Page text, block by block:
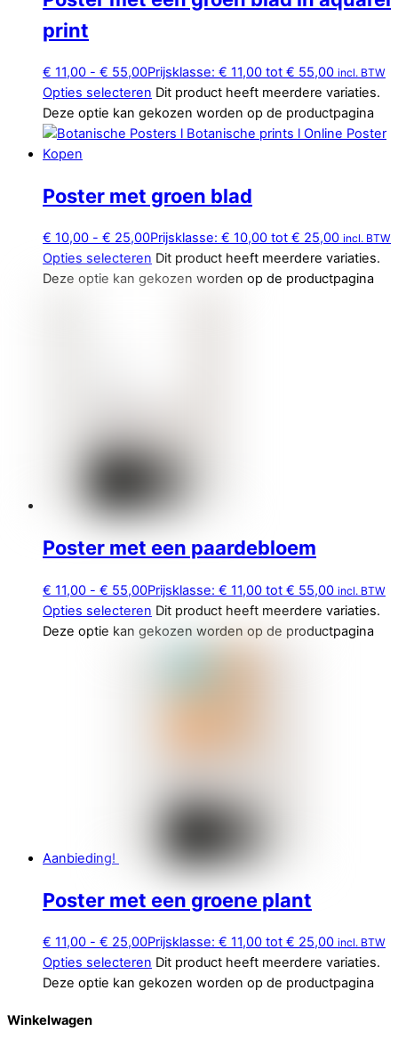
print
€ 11,00 - € 55,00Prijsklasse: € 11,00 tot € 55,00 incl. BTW
Opties selecteren Dit product heeft meerdere variaties.
Deze optie kan gekozen worden op de productpagina
Poster met groen blad
€ 10,00 - € 25,00Prijsklasse: € 10,00 tot € 25,00 incl. BTW
Opties selecteren Dit product heeft meerdere variaties.
Deze optie kan gekozen worden op de productpagina
Poster met een paardebloem
€ 11,00 - € 55,00Prijsklasse: € 11,00 tot € 55,00 incl. BTW
Opties selecteren Dit product heeft meerdere variaties.
Deze optie kan gekozen worden op de productpagina
Aanbieding!
Poster met een groene plant
€ 11,00 - € 25,00Prijsklasse: € 11,00 tot € 25,00 incl. BTW
Opties selecteren Dit product heeft meerdere variaties.
Deze optie kan gekozen worden op de productpagina
Winkelwagen